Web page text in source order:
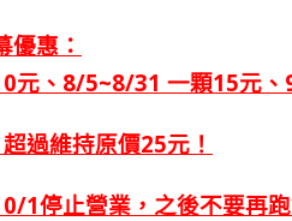
優惠：
元、 8/5~8/31 一顆15元、
過維持原價25元！
1停止營業，之後不要再跑